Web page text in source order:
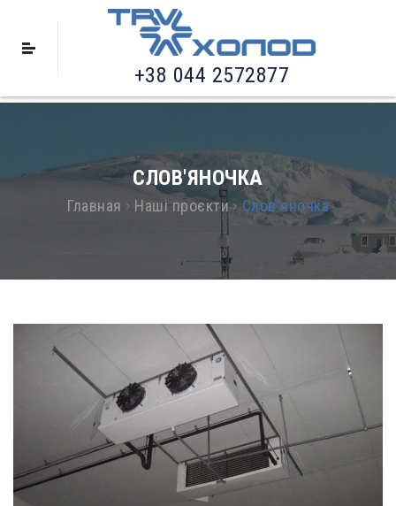
+38 044 2572877
СЛОВ'ЯНОЧКА
Главная Наші проєкти Слов'яночка